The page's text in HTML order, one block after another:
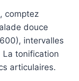
comptez
douce
intervalles
La tonification
articulaires.